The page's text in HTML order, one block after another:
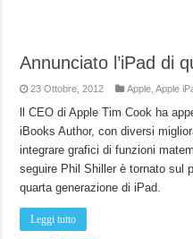
Annunciato l’iPad di
23 Ottobre, 2012 Apple,Apple
ll CEO di Apple Tim Cook ha
iBooks Author, con diversi
integrare grafici di funzioni
seguire Phil Shiller è tornato sul
quarta generazione di iPad.
Leggi tutto